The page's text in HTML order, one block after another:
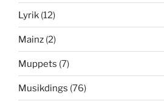
Lyrik (12)
Mainz (2)
Muppets (7)
Musikdings (76)